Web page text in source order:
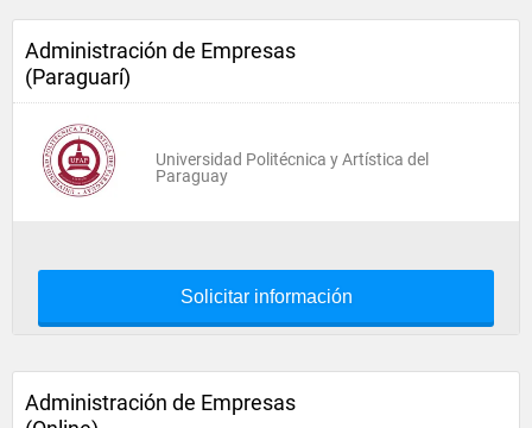
Administración de Empresas
(Paraguarí)
Universidad Politécnica y Artística del
Paraguay
Solicitar información
Administración de Empresas